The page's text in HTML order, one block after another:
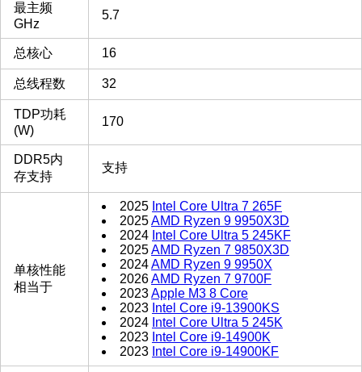
最主频
GHz
5.7
总核心 16
总线程数 32
TDP功耗
(W)
170
DDR5内
存支持
支持
单核性能
相当于
2025 Intel Core Ultra 7 265F
2025AMD Ryzen 9 9950X3D
2024 Intel Core Ultra 5 245KF
2025AMD Ryzen 7 9850X3D
2024AMD Ryzen 9 9950X
2026AMD Ryzen 7 9700F
2023Apple M3 8 Core
2023 Intel Core i9-13900KS
2024 Intel Core Ultra 5 245K
2023 Intel Core i9-14900K
2023 Intel Core i9-14900KF